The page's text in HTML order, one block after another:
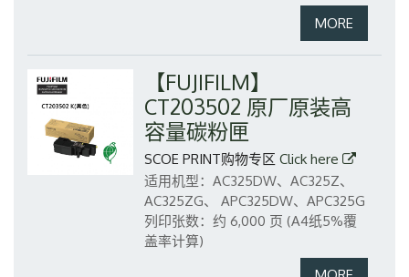
【FUJIFILM】
CT203502 原厂原装高
容量碳粉匣
SCOE PRINT购物专区 Click here
适用机型：AC325DW、AC325Z、
AC325ZG、 APC325DW、APC325G
列印张数：约 6,000 页 (A4纸5%覆
盖率计算)